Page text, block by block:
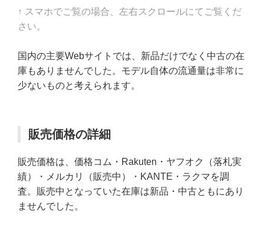
↑ スマホでご覧の場合、左右スクロールにてご覧くだ
さい。
国内の主要Webサイトでは、新品だけでなく中古の在
庫もありませんでした。モデル自体の流通量は非常に
少ないものと考えられます。
販売価格の詳細
販売価格は、価格コム・Rakuten・ヤフオク（落札実
績）・メルカリ（販売中）・KANTE・ラクマを調
査。販売中となっていた在庫は新品・中古ともにあり
ませんでした。